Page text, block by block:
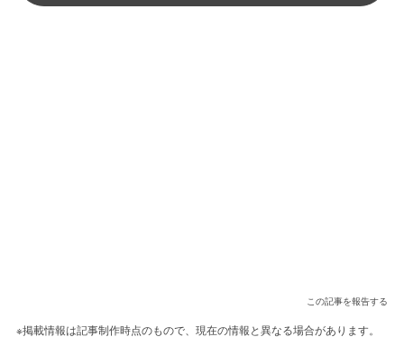
この記事を報告する
※掲載情報は記事制作時点のもので、現在の情報と異なる場合があります。